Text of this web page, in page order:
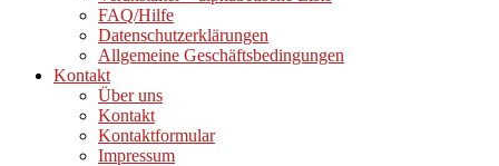
FAQ/Hilfe
Datenschutzerklärungen
Allgemeine Geschäftsbedingungen
Kontakt
Über uns
Kontakt
Kontaktformular
Impressum